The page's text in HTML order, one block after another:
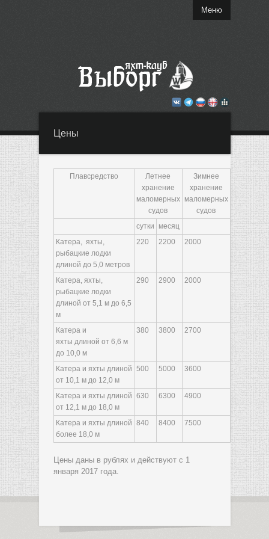
Меню
Цены
Плавсредство
Летнее
хранение
маломерных
судов
Зимнее
хранение
маломерных
судов
сутки
месяц
Катера, яхты,
рыбацкие лодки
длиной до 5,0 метров
220 2200 2000
Катера, яхты,
рыбацкие лодки
длиной от 5,1 м до 6,5
м
290 2900 2000
Катера и
яхты длиной от 6,6 м
до 10,0 м
380 3800 2700
Катера и яхты длиной
от 10,1 м до 12,0 м
500 5000 3600
Катера и яхты длиной
от 12,1 м до 18,0 м
630 6300 4900
Катера и яхты длиной
более 18,0 м
840 8400 7500
Цены даны в рублях и действуют с 1
января 2017 года.